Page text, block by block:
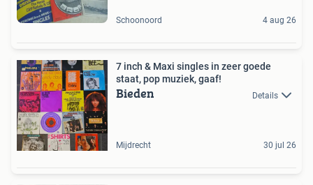
Schoonoord 4 aug 26
7 inch & Maxi singles in zeer goede
staat, pop muziek, gaaf!
Bieden Details
Mijdrecht 30 jul 26